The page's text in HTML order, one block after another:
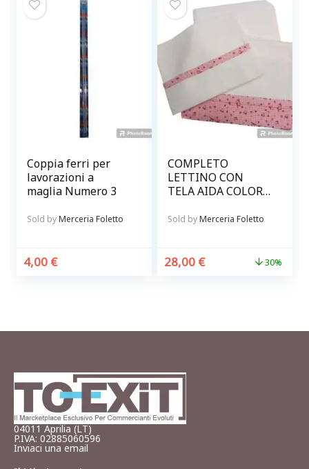
Coppia ferri per
lavorazioni a
maglia Numero 3
Sold byMerceria Foletto
4,00 €
COMPLETO
LETTINO CON
TELA AIDA COLORE
Sold byMerceria Foletto
28,00 € 30%
04011 Aprilia (LT)
P.IVA: 02885060596
Inviaci una email